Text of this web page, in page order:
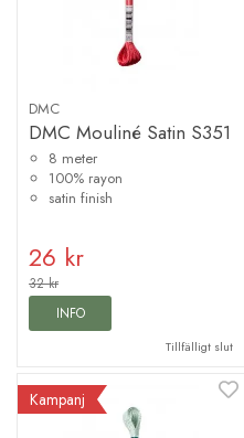
DMC
DMC Mouliné Satin S351
8 meter
100% rayon
satin finish
26 kr
32 kr
INFO
Tillfälligt slut
Kampanj